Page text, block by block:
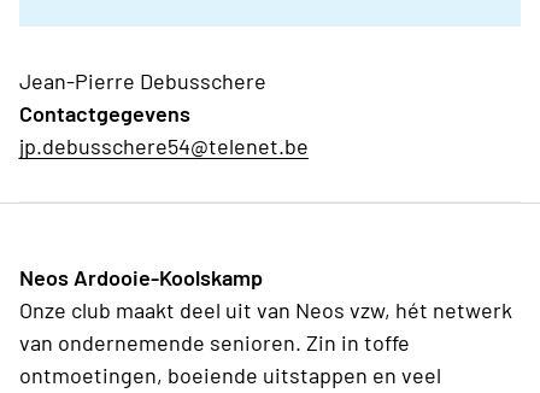
Jean-Pierre Debusschere
Contactgegevens
jp.debusschere54@telenet.be
Neos Ardooie-Koolskamp
Onze club maakt deel uit van Neos vzw, hét netwerk
van ondernemende senioren. Zin in toffe
ontmoetingen, boeiende uitstappen en veel